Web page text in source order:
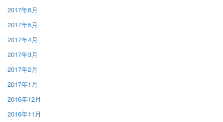
2017年6月
2017年5月
2017年4月
2017年3月
2017年2月
2017年1月
2016年12月
2016年11月